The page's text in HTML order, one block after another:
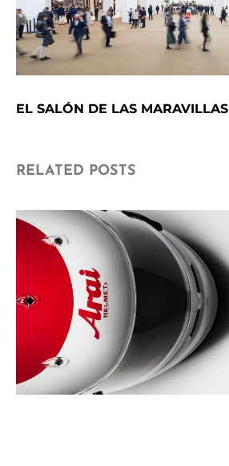
EL SALÓN DE LAS MARAVILLAS
RELATED POSTS